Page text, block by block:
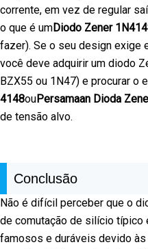
corrente, em vez de regular
o que é umDiodo Zener
fazer). Se o seu design exige
você deve adquirir um diodo
BZX55 ou 1N47) e procurar o
4148ouPersamaan Dioda
de tensão alvo.
Conclusão
Não é difícil perceber que o
de comutação de silício típico
famosos e duráveis devido